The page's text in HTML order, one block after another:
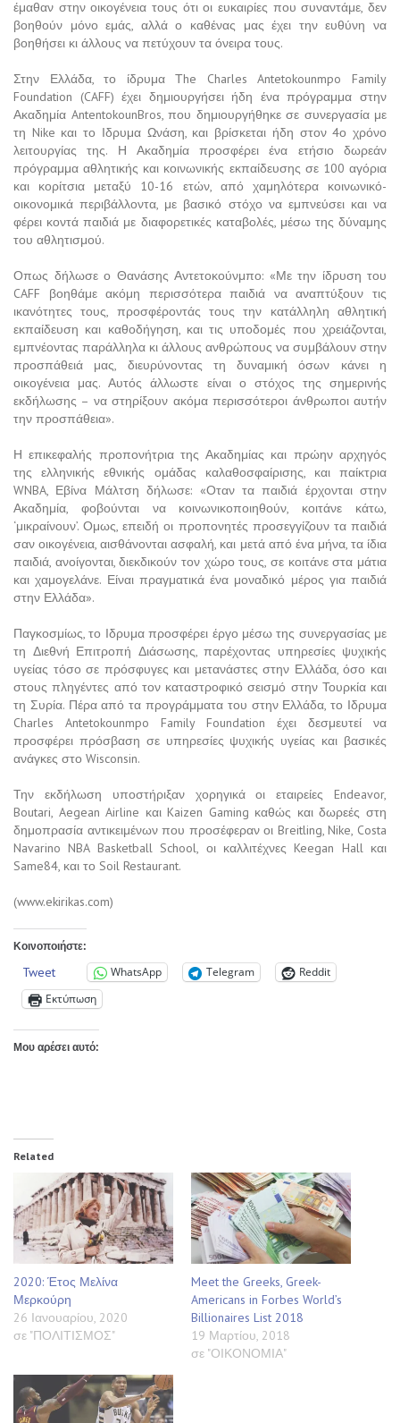
έμαθαν στην οικογένεια τους ότι οι ευκαιρίες που συναντάμε, δεν
βοηθούν μόνο εμάς, αλλά ο καθένας μας έχει την ευθύνη να
βοηθήσει κι άλλους να πετύχουν τα όνειρα τους.
Στην Ελλάδα, το ίδρυμα Τhe Charles Antetokounmpo Family
Foundation (CAFF) έχει δημιουργήσει ήδη ένα πρόγραμμα στην
Ακαδημία AntentokounBros, που δημιουργήθηκε σε συνεργασία με
τη Nike και το Ιδρυμα Ωνάση, και βρίσκεται ήδη στον 4ο χρόνο
λειτουργίας της. Η Ακαδημία προσφέρει ένα ετήσιο δωρεάν
πρόγραμμα αθλητικής και κοινωνικής εκπαίδευσης σε 100 αγόρια
και κορίτσια μεταξύ 10-16 ετών, από χαμηλότερα κοινωνικό-
οικονομικά περιβάλλοντα, με βασικό στόχο να εμπνεύσει και να
φέρει κοντά παιδιά με διαφορετικές καταβολές, μέσω της δύναμης
του αθλητισμού.
Οπως δήλωσε ο Θανάσης Αντετοκούνμπο: «Με την ίδρυση του
CAFF βοηθάμε ακόμη περισσότερα παιδιά να αναπτύξουν τις
ικανότητες τους, προσφέροντάς τους την κατάλληλη αθλητική
εκπαίδευση και καθοδήγηση, και τις υποδομές που χρειάζονται,
εμπνέοντας παράλληλα κι άλλους ανθρώπους να συμβάλουν στην
προσπάθειά μας, διευρύνοντας τη δυναμική όσων κάνει η
οικογένεια μας. Αυτός άλλωστε είναι ο στόχος της σημερινής
εκδήλωσης – να στηρίξουν ακόμα περισσότεροι άνθρωποι αυτήν
την προσπάθεια».
Η επικεφαλής προπονήτρια της Ακαδημίας και πρώην αρχηγός
της ελληνικής εθνικής ομάδας καλαθοσφαίρισης, και παίκτρια
WNBA, Εβίνα Μάλτση δήλωσε: «Οταν τα παιδιά έρχονται στην
Ακαδημία, φοβούνται να κοινωνικοποιηθούν, κοιτάνε κάτω,
‘μικραίνουν’. Ομως, επειδή οι προπονητές προσεγγίζουν τα παιδιά
σαν οικογένεια, αισθάνονται ασφαλή, και μετά από ένα μήνα, τα ίδια
παιδιά, ανοίγονται, διεκδικούν τον χώρο τους, σε κοιτάνε στα μάτια
και χαμογελάνε. Είναι πραγματικά ένα μοναδικό μέρος για παιδιά
στην Ελλάδα».
Παγκοσμίως, το Ιδρυμα προσφέρει έργο μέσω της συνεργασίας με
τη Διεθνή Επιτροπή Διάσωσης, παρέχοντας υπηρεσίες ψυχικής
υγείας τόσο σε πρόσφυγες και μετανάστες στην Ελλάδα, όσο και
στους πληγέντες από τον καταστροφικό σεισμό στην Τουρκία και
τη Συρία. Πέρα από τα προγράμματα του στην Ελλάδα, το Ιδρυμα
Charles Antetokounmpo Family Foundation έχει δεσμευτεί να
προσφέρει πρόσβαση σε υπηρεσίες ψυχικής υγείας και βασικές
ανάγκες στο Wisconsin.
Την εκδήλωση υποστήριξαν χορηγικά οι εταιρείες Endeavor,
Boutari, Aegean Airline και Kaizen Gaming καθώς και δωρεές στη
δημοπρασία αντικειμένων που προσέφεραν οι Breitling, Nike, Costa
Navarino NBA Basketball School, οι καλλιτέχνες Keegan Hall και
Same84, και το Soil Restaurant.
(www.ekirikas.com)
Κοινοποιήστε:
Tweet WhatsApp Telegram
Reddit
Εκτύπωση
Μου αρέσει αυτό:
Related
2020: Έτος Μελίνα
Μερκούρη
26 Ιανουαρίου, 2020
σε "ΠΟΛΙΤΙΣΜΟΣ"
Meet the Greeks, Greek-
Americans in Forbes World’s
Billionaires List 2018
19 Μαρτίου, 2018
σε "ΟΙΚΟΝΟΜΙΑ"